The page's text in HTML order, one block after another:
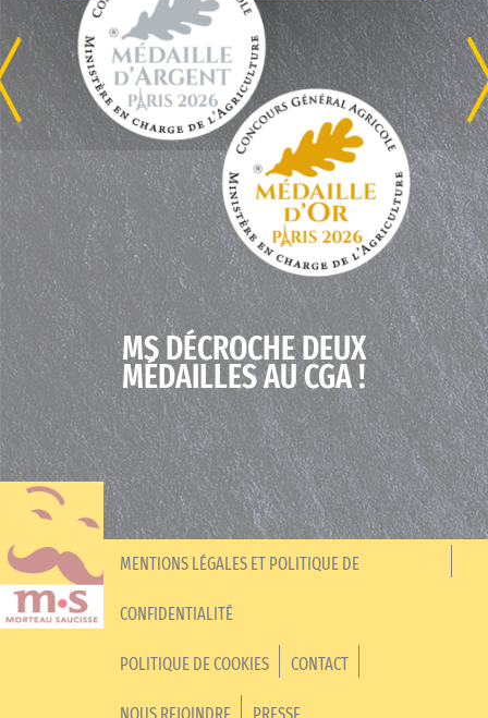
MS DÉCROCHE DEUX
MÉDAILLES AU CGA !
MENTIONS LÉGALES ET POLITIQUE DE
CONFIDENTIALITÉ
POLITIQUE DE COOKIES CONTACT